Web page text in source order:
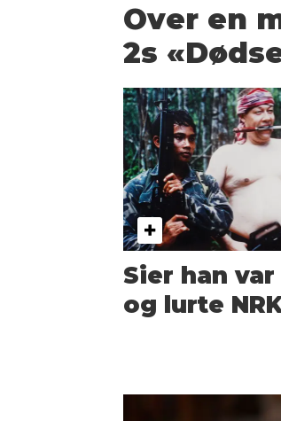
Over en
2s
Sier han
og lurte